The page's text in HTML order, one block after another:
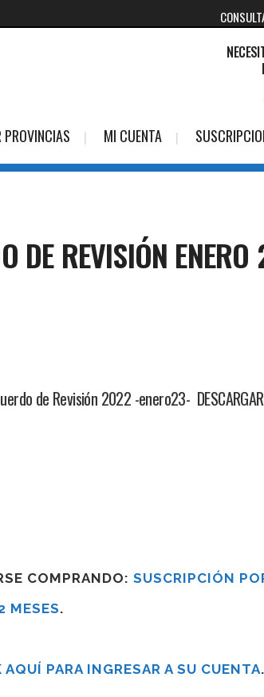
PROVINCIAS MI CUENTA
DE REVISIÓN
de Revisión 2022 -enero23- DESCARGAR
COMPRANDO: SUSCRIPCIÓN
MESES.
AQUÍ PARA INGRESAR A SU CUENTA.